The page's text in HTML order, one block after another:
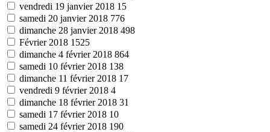
vendredi 19 janvier 2018 15
samedi 20 janvier 2018 776
dimanche 28 janvier 2018 498
Février 2018 1525
dimanche 4 février 2018 864
samedi 10 février 2018 138
dimanche 11 février 2018 17
vendredi 9 février 2018 4
dimanche 18 février 2018 31
samedi 17 février 2018 10
samedi 24 février 2018 190